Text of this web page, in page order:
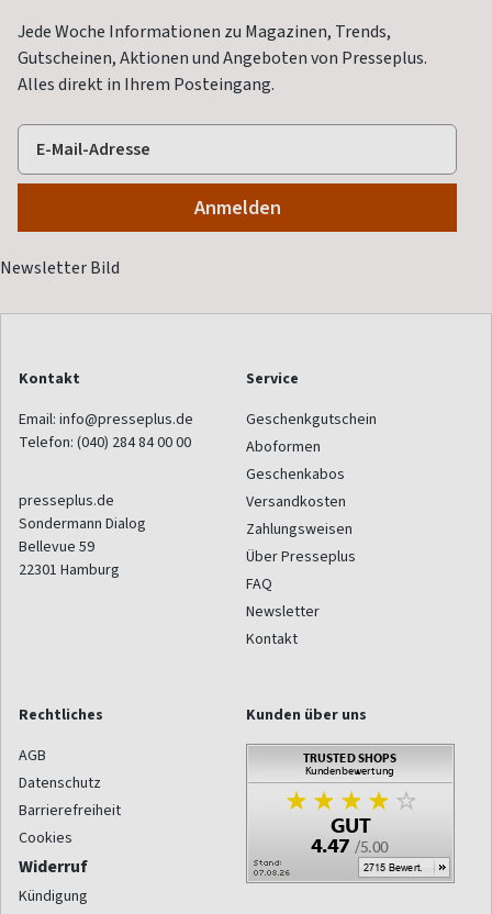
Jede Woche Informationen zu Magazinen, Trends,
Gutscheinen, Aktionen und Angeboten von Presseplus.
Alles direkt in Ihrem Posteingang.
Kontakt
Email: info@presseplus.de
Telefon: (040) 284 84 00 00
presseplus.de
Sondermann Dialog
Bellevue 59
22301 Hamburg
Service
Geschenkgutschein
Aboformen
Geschenkabos
Versandkosten
Zahlungsweisen
Über Presseplus
FAQ
Newsletter
Kontakt
Rechtliches
AGB
Datenschutz
Barrierefreiheit
Cookies
Widerruf
Kündigung
Kunden über uns